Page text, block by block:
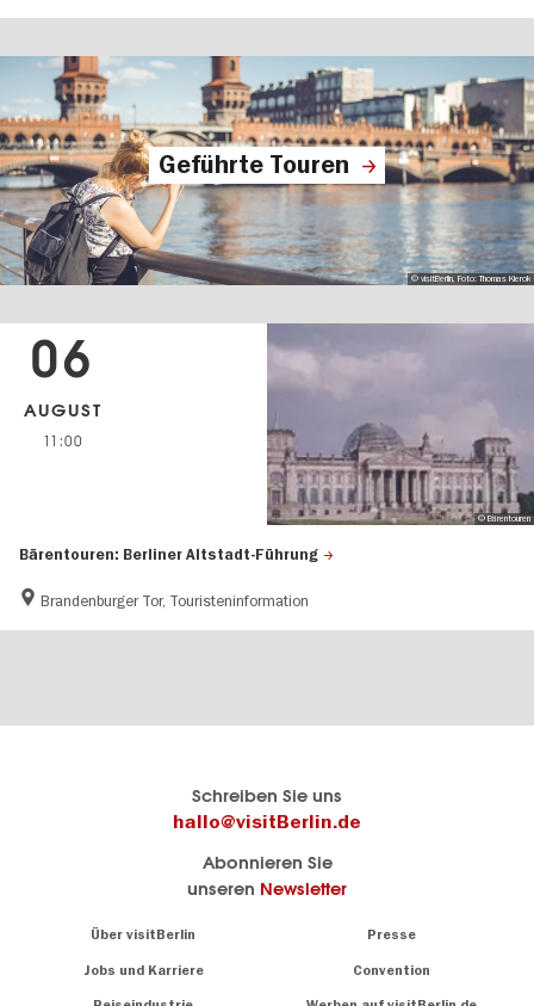
Geführte Touren
© visitBerlin, Foto: Thomas Kierok
Bärentouren: Berliner Altstadt-Führung
Brandenburger Tor, Touristeninformation
06
AUGUST
11:00
© Bärentouren
Schreiben Sie uns
hallo@visitBerlin.de
Abonnieren Sie
unseren Newsletter
Über visitBerlin Presse
Jobs und Karriere Convention
sind
für Sie da.
Insidertipps